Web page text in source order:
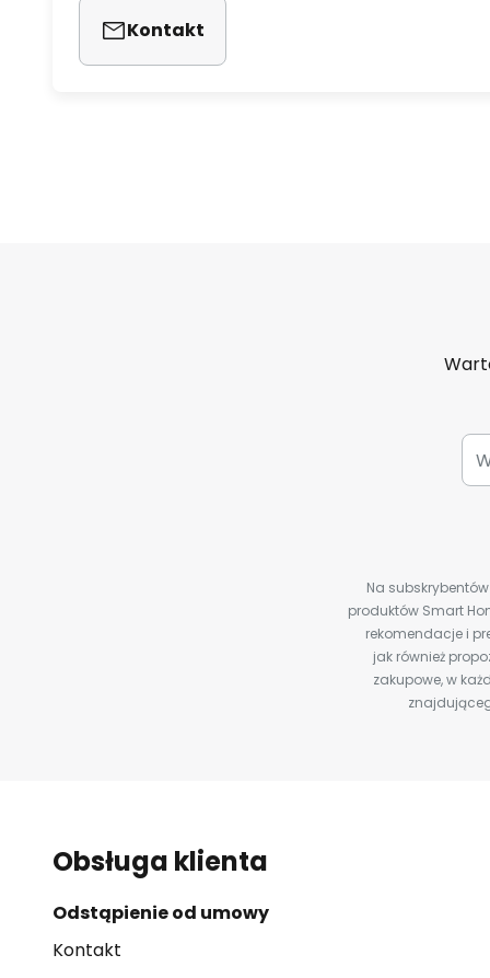
Kontakt
Na
produktów Smart
rekomendacje i
jak również
zakupowe, w
Obsługa klienta
Odstąpienie od umowy
Kontakt